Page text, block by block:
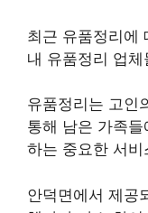
최근 유품정리에
내 유품정리 업
유품정리는 고인
통해 남은 가족들
하는 중요한 서비
안덕면에서 제공